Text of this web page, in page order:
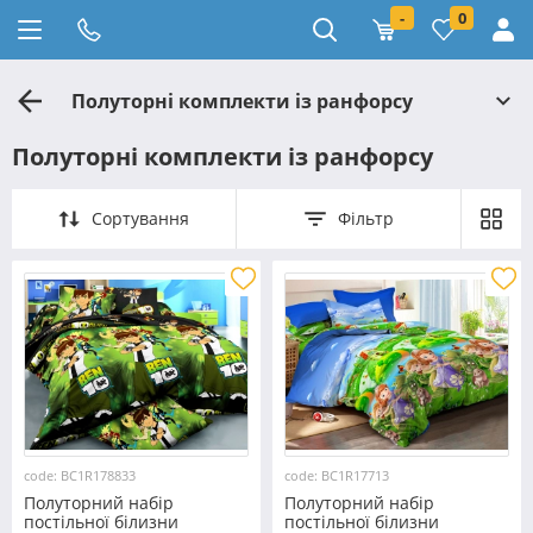
- 0
Полуторні комплекти із ранфорсу
Полуторні комплекти із ранфорсу
Сортування Фільтр
code: BC1R178833
Полуторний набір
постільної білизни
code: BC1R17713
Полуторний набір
постільної білизни